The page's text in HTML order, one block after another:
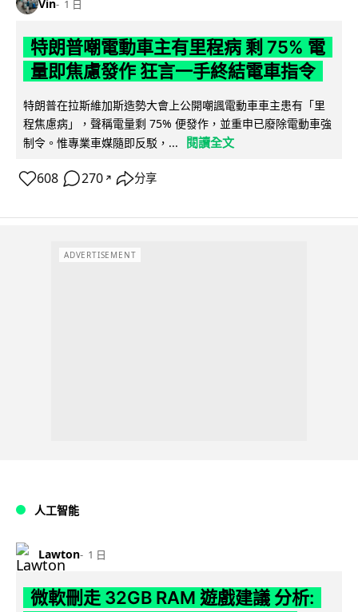
Vin 1 日
特朗普嘲電動車主有里程病 剩 75% 電
量即焦慮發作 狂言一手終結電車指令
特朗普在拉斯維加斯造勢大會上公開嘲諷電動車車主患有「里
程焦慮病」，聲稱電量剩 75% 便發作，並重申已廢除電動車強
制令。惟專業車媒隨即反駁，...
閱讀全文
608 270 ↗ 分享
ADVERTISEMENT
人工智能
Lawton 1 日
微軟刪走 32GB RAM 遊戲建議 分析: